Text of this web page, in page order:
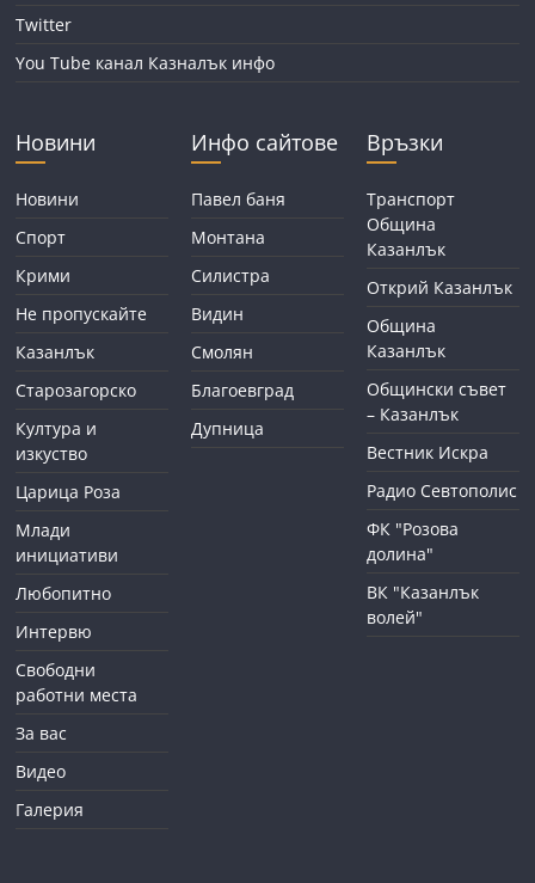
Twitter
You Tube канал Казналък инфо
Новини
Новини
Спорт
Крими
Не пропускайте
Казанлък
Старозагорско
Култура и
изкуство
Царица Роза
Млади
инициативи
Любопитно
Интервю
Свободни
работни места
За вас
Видео
Галерия
Инфо сайтове
Павел баня
Монтана
Силистра
Видин
Смолян
Благоевград
Дупница
Връзки
Транспорт
Община
Казанлък
Открий Казанлък
Община
Казанлък
Общински съвет
– Казанлък
Вестник Искра
Радио Севтополис
ФК "Розова
долина"
ВК "Казанлък
волей"